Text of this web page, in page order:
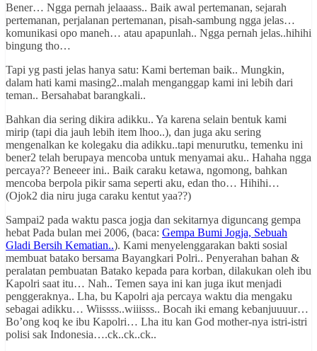
Bener… Ngga pernah jelaaass.. Baik awal pertemanan, sejarah
pertemanan, perjalanan pertemanan, pisah-sambung ngga jelas…
komunikasi opo maneh… atau apapunlah.. Ngga pernah jelas..hihihi
bingung tho…
Tapi yg pasti jelas hanya satu: Kami berteman baik.. Mungkin,
dalam hati kami masing2..malah menganggap kami ini lebih dari
teman.. Bersahabat barangkali..
Bahkan dia sering dikira adikku.. Ya karena selain bentuk kami
mirip (tapi dia jauh lebih item lhoo..), dan juga aku sering
mengenalkan ke kolegaku dia adikku..tapi menurutku, temenku ini
bener2 telah berupaya mencoba untuk menyamai aku.. Hahaha ngga
percaya?? Beneeer ini.. Baik caraku ketawa, ngomong, bahkan
mencoba berpola pikir sama seperti aku, edan tho… Hihihi…
(Ojok2 dia niru juga caraku kentut yaa??)
Sampai2 pada waktu pasca jogja dan sekitarnya diguncang gempa
hebat Pada bulan mei 2006, (baca: Gempa Bumi Jogja, Sebuah
Gladi Bersih Kematian..). Kami menyelenggarakan bakti sosial
membuat batako bersama Bayangkari Polri.. Penyerahan bahan &
peralatan pembuatan Batako kepada para korban, dilakukan oleh ibu
Kapolri saat itu… Nah.. Temen saya ini kan juga ikut menjadi
penggeraknya.. Lha, bu Kapolri aja percaya waktu dia mengaku
sebagai adikku… Wiissss..wiiisss.. Bocah iki emang kebanjuuuur…
Bo’ong koq ke ibu Kapolri… Lha itu kan God mother-nya istri-istri
polisi sak Indonesia….ck..ck..ck..